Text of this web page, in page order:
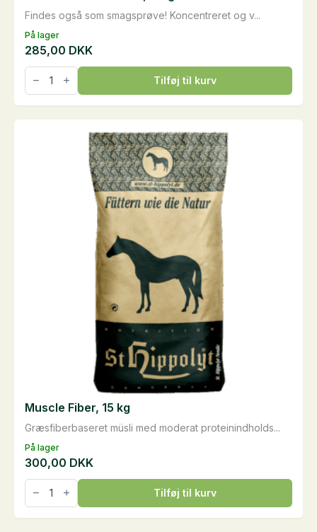
På lager
Findes også som smagsprøve! Koncentreret og v...
285,00 DKK
NaturMüsli
med
urter,
15kg
Tilføj til kurv
På lager
Græsfiberbaseret müsli med moderat proteinindholds...
Muscle Fiber, 15 kg
300,00 DKK
Muscle
Fiber,
15
kg
Tilføj til kurv